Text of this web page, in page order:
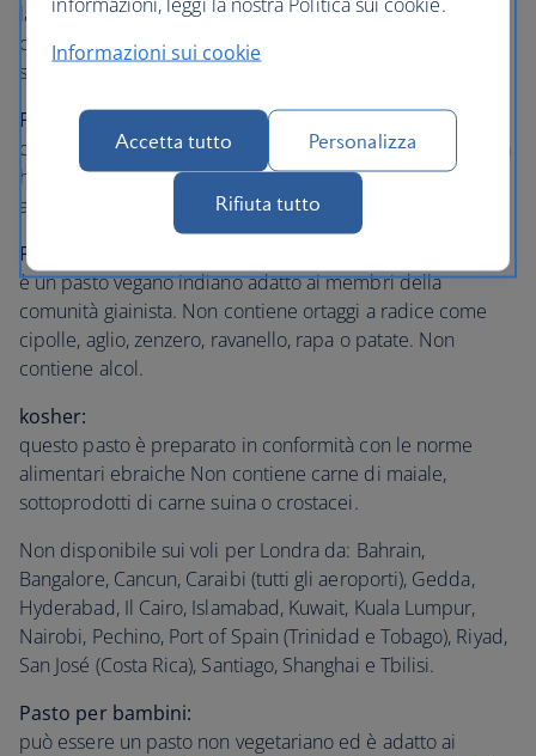
latticini. Non contiene carne bovina, suina o derivati della
carne bovina ed è aromatizzata con spezie delicate del
subcontinente indiano.
Pasto halal:
questo pasto è preparato in conformità con le linee guida
halal. Utilizza carne halal e non contiene carne di maiale,
alcol o derivati di questi prodotti.
Pasto giainista:
è un pasto vegano indiano adatto ai membri della
comunità giainista. Non contiene ortaggi a radice come
cipolle, aglio, zenzero, ravanello, rapa o patate. Non
contiene alcol.
kosher:
questo pasto è preparato in conformità con le norme
alimentari ebraiche Non contiene carne di maiale,
sottoprodotti di carne suina o crostacei.
Non disponibile sui voli per Londra da: Bahrain,
Bangalore, Cancun, Caraibi (tutti gli aeroporti), Gedda,
Hyderabad, Il Cairo, Islamabad, Kuwait, Kuala Lumpur,
Nairobi, Pechino, Port of Spain (Trinidad e Tobago), Riyad,
San José (Costa Rica), Santiago, Shanghai e Tbilisi.
Pasto per bambini:
può essere un pasto non vegetariano ed è adatto ai
Informazioni sui cookie
Accetta tutto Personalizza
Rifiuta tutto